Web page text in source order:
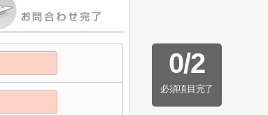
0/2
必須項目完了